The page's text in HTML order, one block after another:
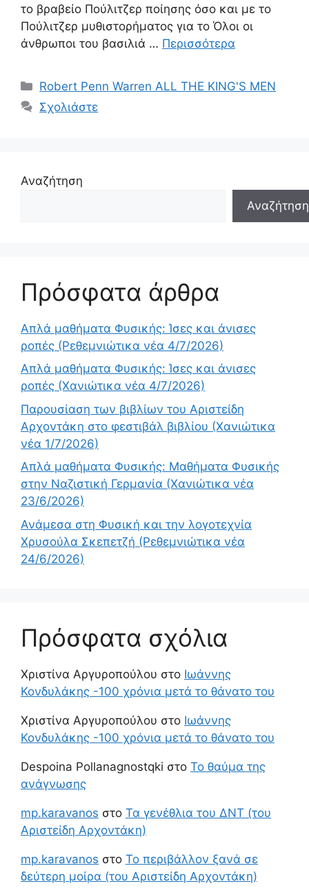
το βραβείο Πούλιτζερ ποίησης όσο και με το
Πούλιτζερ μυθιστορήματος για το Όλοι οι
άνθρωποι του βασιλιά … Περισσότερα
Κατηγορίες
Robert Penn Warren ALL THE KING'S MEN
Σχολιάστε
Αναζήτηση
Αναζήτηση
Πρόσφατα άρθρα
Απλά μαθήματα Φυσικής: Ίσες και άνισες
ροπές (Ρεθεμνιώτικα νέα 4/7/2026)
Απλά μαθήματα Φυσικής: Ίσες και άνισες
ροπές (Χανιώτικα νέα 4/7/2026)
Παρουσίαση των βιβλίων του Αριστείδη
Αρχοντάκη στο φεστιβάλ βιβλίου (Χανιώτικα
νέα 1/7/2026)
Απλά μαθήματα Φυσικής: Μαθήματα Φυσικής
στην Ναζιστική Γερμανία (Χανιώτικα νέα
23/6/2026)
Ανάμεσα στη Φυσική και την λογοτεχνία
Χρυσούλα Σκεπετζή (Ρεθεμνιώτικα νέα
24/6/2026)
Πρόσφατα σχόλια
Χριστίνα Αργυροπούλου στο Ιωάννης
Κονδυλάκης -100 χρόνια μετά το θάνατο του
Χριστίνα Αργυροπούλου στο Ιωάννης
Κονδυλάκης -100 χρόνια μετά το θάνατο του
Despoina Pollanagnostqki στο Το θαύμα της
ανάγνωσης
mp.karavanos στο Τα γενέθλια του ΔΝΤ (του
Αριστείδη Αρχοντάκη)
mp.karavanos στο Το περιβάλλον ξανά σε
δεύτερη μοίρα (του Αριστείδη Αρχοντάκη)